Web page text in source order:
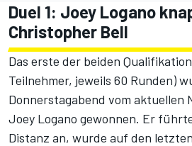
Duel 1: Joey Logano
Christopher Bell
Das erste der beiden
Teilnehmer, jeweils 60 Runden)
Donnerstagabend vom aktuellen
Joey Logano gewonnen. Er
Distanz an, wurde auf den